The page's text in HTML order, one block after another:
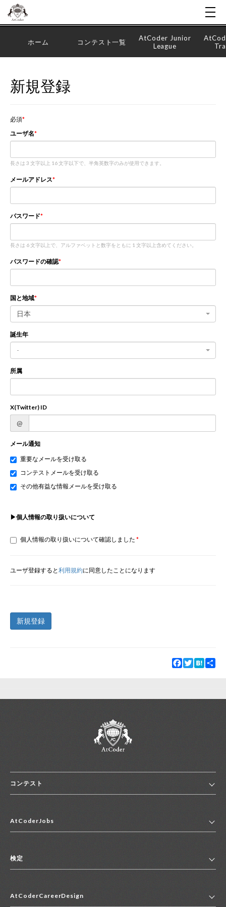
ホーム コンテスト一覧
AtCoder Junior
League
新規登録
必須
ユーザ名
長さは 3 文字以上 16 文字以下で、半角英数字のみが使用できます。
メールアドレス
パスワード
長さは 6 文字以上で、アルファベットと数字をともに 1 文字以上含めてください。
パスワードの確認
国と地域
日本
誕生年
-
所属
X(Twitter) ID
@
メール通知
重要なメールを受け取る
コンテストメールを受け取る
その他有益な情報メールを受け取る
▶個人情報の取り扱いについて
個人情報の取り扱いについて確認しました
ユーザ登録すると利用規約に同意したことになります
新規登録
Facebook
TwitterHatena
コンテスト
コンテスト一覧
便利リンク集
AtCoderJobs
2027年新卒採用求人一覧
中途採用求人一覧
検定
マイページ
AtCoderCareerDesign